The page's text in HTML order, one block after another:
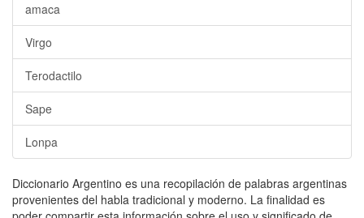
amaca
Virgo
Terodactilo
Sape
Lonpa
Diccionario Argentino es una recopilación de palabras argentinas
provenientes del habla tradicional y moderno. La finalidad es